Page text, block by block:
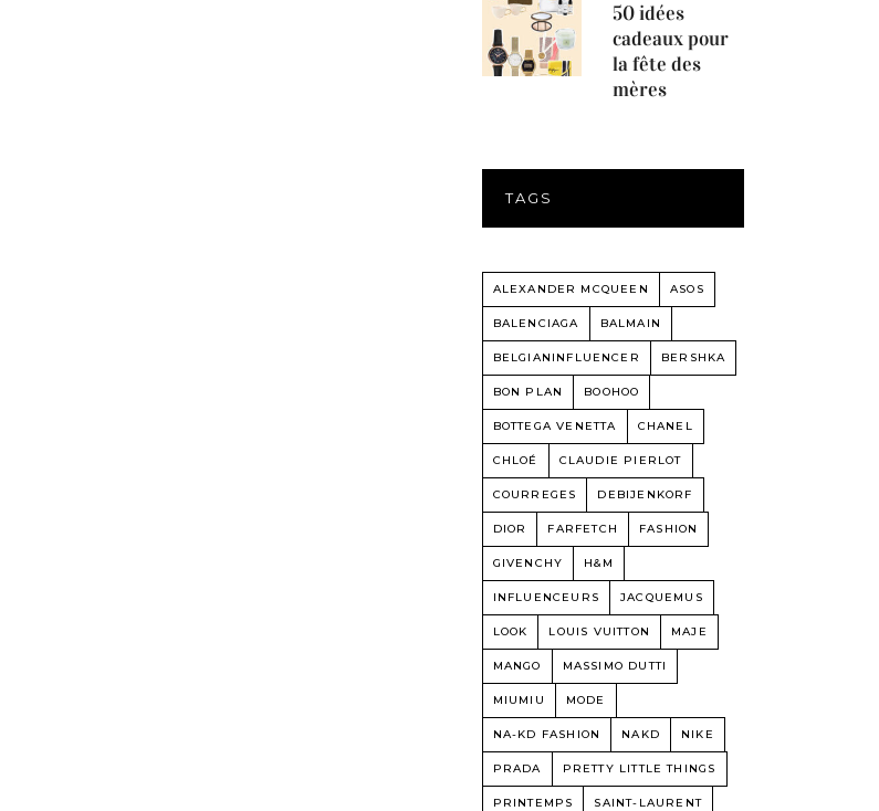
50 idées
cadeaux pour
la fête des
mères
TAGS
ALEXANDER MCQUEEN ASOS
BALENCIAGA BALMAIN
BELGIANINFLUENCER BERSHKA
BON PLAN BOOHOO
BOTTEGA VENETTA CHANEL
CHLOÉ CLAUDIE PIERLOT
COURREGES DEBIJENKORF
DIOR FARFETCH FASHION
GIVENCHY H&M
INFLUENCEURS JACQUEMUS
LOOK LOUIS VUITTON MAJE
MANGO MASSIMO DUTTI
MIUMIU MODE
NA-KD FASHION NAKD NIKE
PRADA PRETTY LITTLE THINGS
PRINTEMPS SAINT-LAURENT